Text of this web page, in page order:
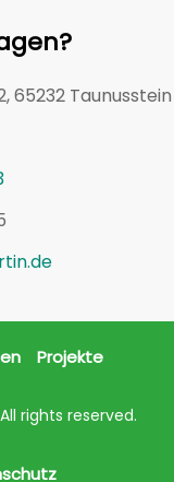
65232 Taunusstein
Projekte
rights reserved.